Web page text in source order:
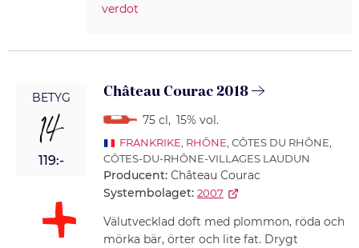
verdot
BETYG
14
119:-
Château Courac 2018
75 cl, 15% vol.
FRANKRIKE RHÔNE , CÔTES DU RHÔNE,
CÔTES-DU-RHÔNE-VILLAGES LAUDUN
Producent: Château Courac
Systembolaget: 2007
Välutvecklad doft med plommon, röda och
mörka bär, örter och lite fat. Drygt